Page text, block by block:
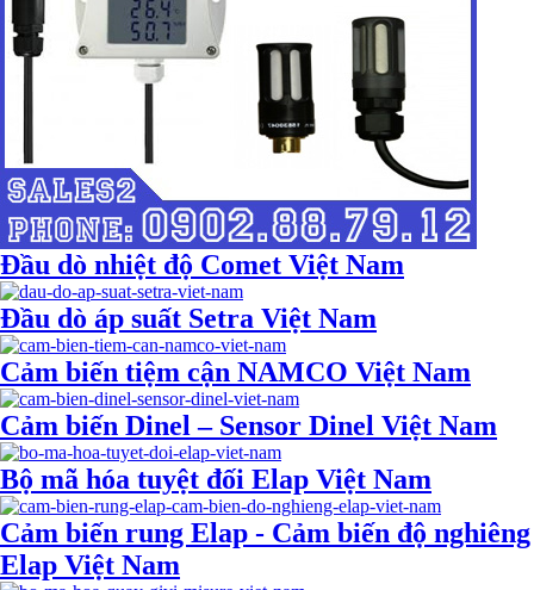
Đầu dò nhiệt độ Comet Việt Nam
Đầu dò áp suất Setra Việt Nam
Cảm biến tiệm cận NAMCO Việt Nam
Cảm biến Dinel – Sensor Dinel Việt Nam
Bộ mã hóa tuyệt đối Elap Việt Nam
Cảm biến rung Elap - Cảm biến độ nghiêng
Elap Việt Nam